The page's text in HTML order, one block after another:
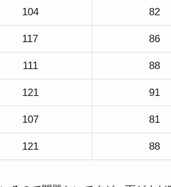
104 82
117 86
111 88
121 91
107 81
121 88